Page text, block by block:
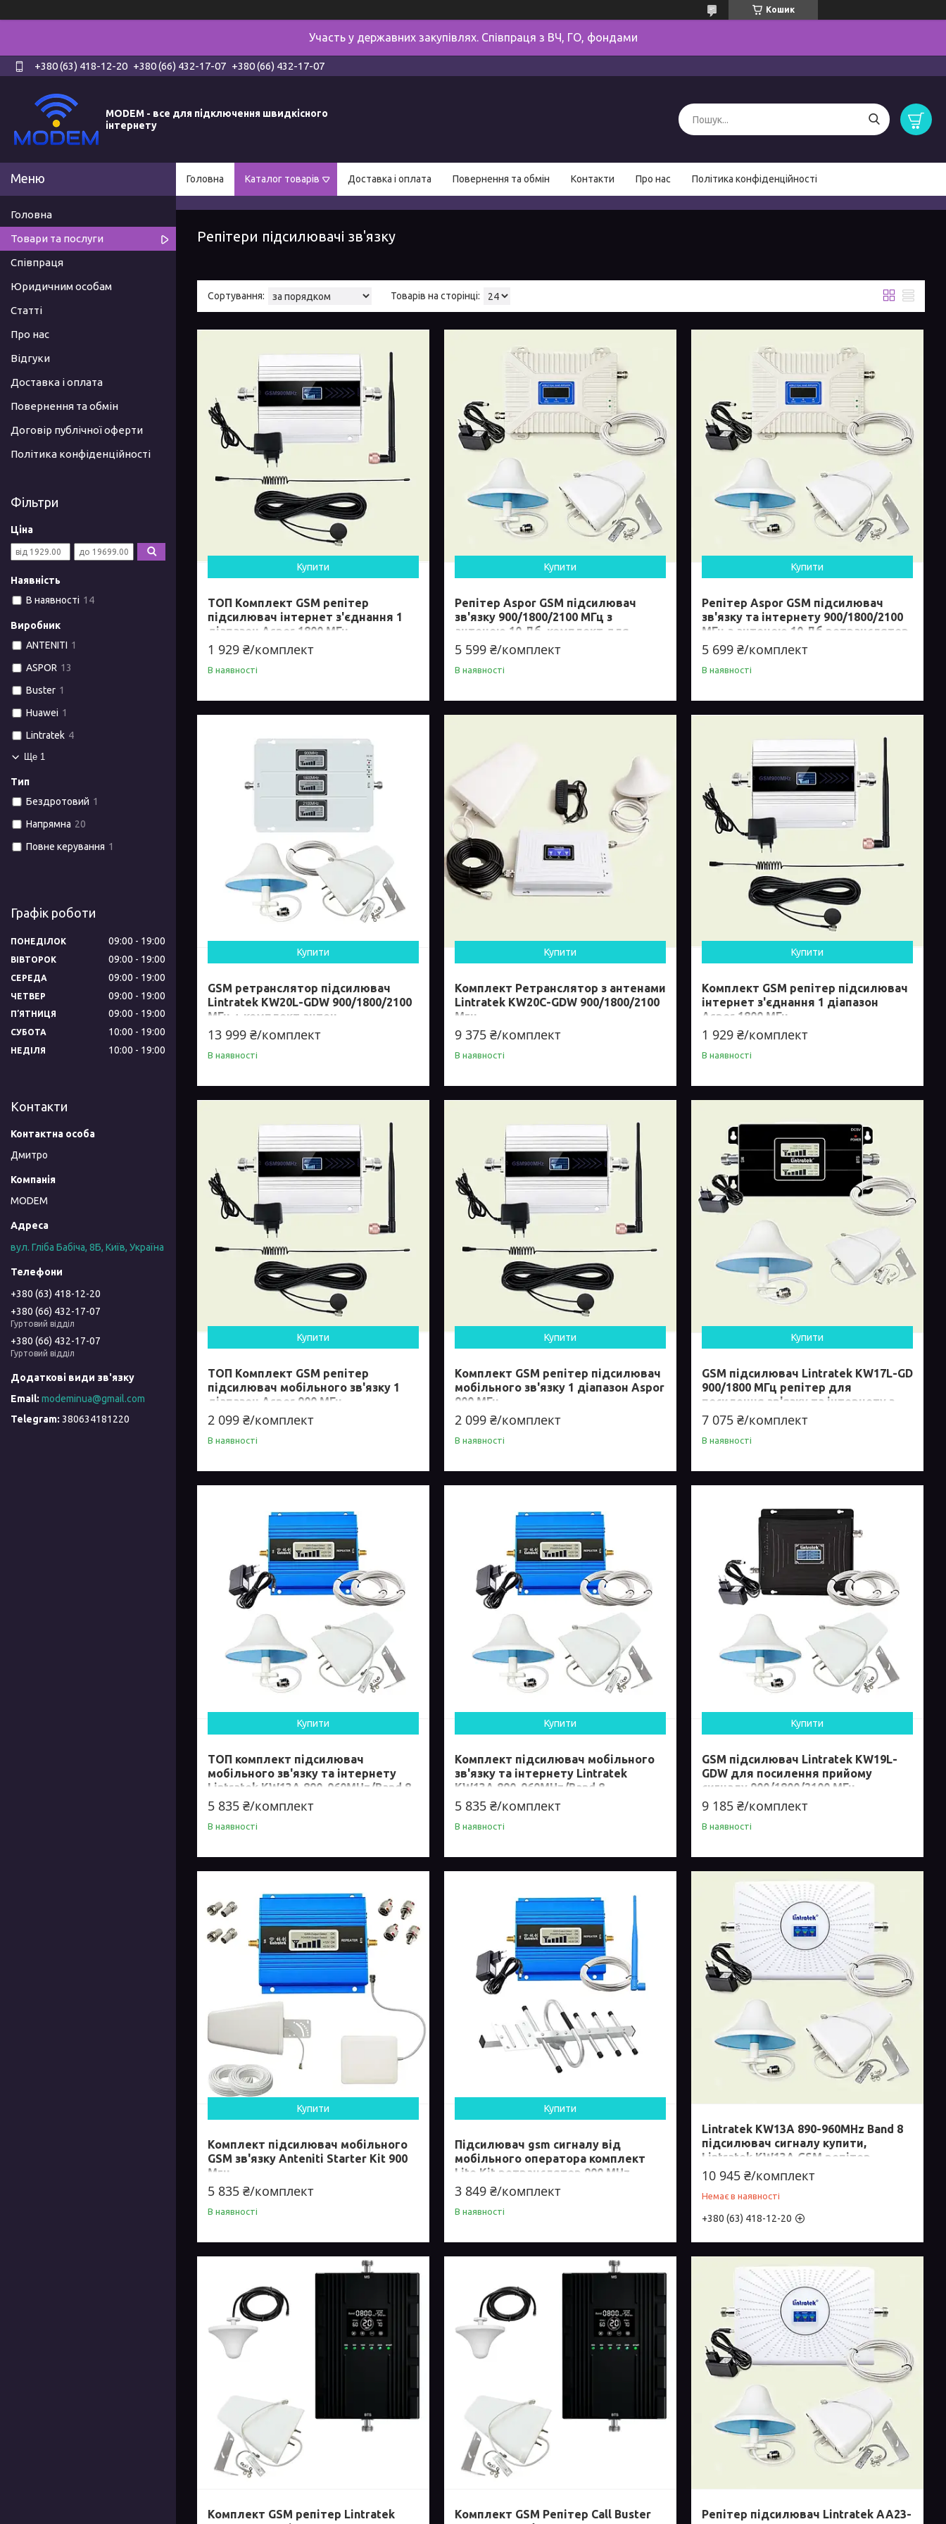
Кошик
Участь у державних закупівлях. Співпраця з ВЧ, ГО, фондами
+380 (63) 418-12-20 +380 (66) 432-17-07 +380 (66) 432-17-07
MODEM - все для підключення швидкісного
інтернету
Головна Каталог товарів Доставка і оплата Повернення та обмін Контакти Про нас Політика конфіденційності
Репітери підсилювачі зв'язку
Купити
ТОП Комплект GSM репітер
підсилювач інтернет з'єднання 1
діапазон Aspor 1800 МГц
1 929 ₴/комплект
В наявності
Купити
Репітер Aspor GSM підсилювач
зв'язку 900/1800/2100 МГц з
антеною 10 Дб, комплект для
посилення сигналу інтернету
5 599 ₴/комплект
В наявності
Купити
Репітер Aspor GSM підсилювач
зв'язку та інтернету 900/1800/2100
МГц з антеною 10 Дб ретранслятор
5 699 ₴/комплект
В наявності
Купити
GSM ретранслятор підсилювач
Lintratek KW20L-GDW 900/1800/2100
МГц + комплект антен
13 999 ₴/комплект
В наявності
Купити
Комплект Ретранслятор з антенами
Lintratek KW20C-GDW 900/1800/2100
Мгц
9 375 ₴/комплект
В наявності
Купити
Комплект GSM репітер підсилювач
інтернет з'єднання 1 діапазон
Aspor 1800 МГц
1 929 ₴/комплект
В наявності
Купити
ТОП Комплект GSM репітер
підсилювач мобільного зв'язку 1
діапазон Aspor 900 МГц
2 099 ₴/комплект
В наявності
Купити
Комплект GSM репітер підсилювач
мобільного зв'язку 1 діапазон Aspor
900 МГц
2 099 ₴/комплект
В наявності
Купити
GSM підсилювач Lintratek KW17L-GD
900/1800 МГц репітер для
посилення зв'язку та інтернету з
антенами
7 075 ₴/комплект
В наявності
Купити
ТОП комплект підсилювач
мобільного зв'язку та інтернету
Lintratek KW13A 890-960MHz/Band 8
5 835 ₴/комплект
В наявності
Купити
Комплект підсилювач мобільного
зв'язку та інтернету Lintratek
KW13A 890-960MHz/Band 8
5 835 ₴/комплект
В наявності
Купити
GSM підсилювач Lintratek KW19L-
GDW для посилення прийому
сигналу 900/1800/2100 МГц
9 185 ₴/комплект
В наявності
Купити
Комплект підсилювач мобільного
GSM зв'язку Anteniti Starter Kit 900
Мгц
5 835 ₴/комплект
В наявності
Купити
Підсилювач gsm сигналу від
мобільного оператора комплект
Lite Kit ретранслятор 900 MHz
3 849 ₴/комплект
В наявності
Lintratek KW13A 890-960MHz Band 8
підсилювач сигналу купити,
Lintratek KW13A GSM репітер
900MHz, Lintratek KW13A комплект
10 945 ₴/комплект
Немає в наявності
+380 (63) 418-12-20
Комплект GSM репітер Lintratek
Комплект GSM Репітер Call Buster
Репітер підсилювач Lintratek AA23-
Головна
Товари та послуги
Співпраця
Юридичним особам
Статті
Про нас
Відгуки
Доставка і оплата
Повернення та обмін
Договір публічної оферти
Політика конфіденційності
Фільтри
Ціна
Наявність
В наявності 14
Виробник
ANTENITI 1
ASPOR 13
Buster 1
Huawei 1
Lintratek 4
Ще 1
Тип
Бездротовий 1
Напрямна 20
Повне керування 1
Графік роботи
ПОНЕДІЛОК 09:00 19:00
ВІВТОРОК 09:00 19:00
СЕРЕДА 09:00 19:00
ЧЕТВЕР 09:00 19:00
ПʼЯТНИЦЯ 09:00 19:00
СУБОТА 10:00 19:00
НЕДІЛЯ 10:00 19:00
Контакти
Дмитро
MODEM
вул. Гліба Бабіча, 8Б, Київ, Україна
+380 (63) 418-12-20
+380 (66) 432-17-07
Гуртовий відділ
+380 (66) 432-17-07
Гуртовий відділ
modeminua@gmail.com
380634181220